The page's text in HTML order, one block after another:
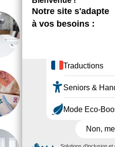
ANALYSE
Pourquoi les designers
parlent-ils si peu